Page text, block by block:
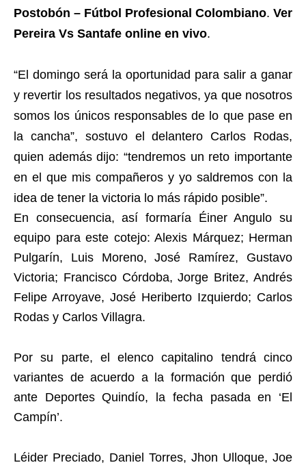
Postobón – Fútbol Profesional Colombiano. Ver
Pereira Vs Santafe online en vivo.
“El domingo será la oportunidad para salir a ganar
y revertir los resultados negativos, ya que nosotros
somos los únicos responsables de lo que pase en
la cancha”, sostuvo el delantero Carlos Rodas,
quien además dijo: “tendremos un reto importante
en el que mis compañeros y yo saldremos con la
idea de tener la victoria lo más rápido posible”.
En consecuencia, así formaría Éiner Angulo su
equipo para este cotejo: Alexis Márquez; Herman
Pulgarín, Luis Moreno, José Ramírez, Gustavo
Victoria; Francisco Córdoba, Jorge Britez, Andrés
Felipe Arroyave, José Heriberto Izquierdo; Carlos
Rodas y Carlos Villagra.
Por su parte, el elenco capitalino tendrá cinco
variantes de acuerdo a la formación que perdió
ante Deportes Quindío, la fecha pasada en ‘El
Campín’.
Léider Preciado, Daniel Torres, Jhon Ulloque, Joe